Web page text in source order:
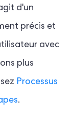
d'un
précis et
avec
plus
Processus
.